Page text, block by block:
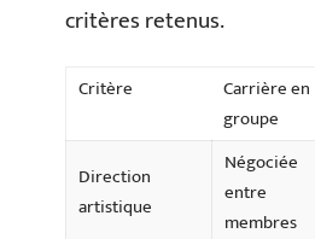
critères retenus.
Critère
Carrière en
groupe
Direction
artistique
Négociée
entre
membres